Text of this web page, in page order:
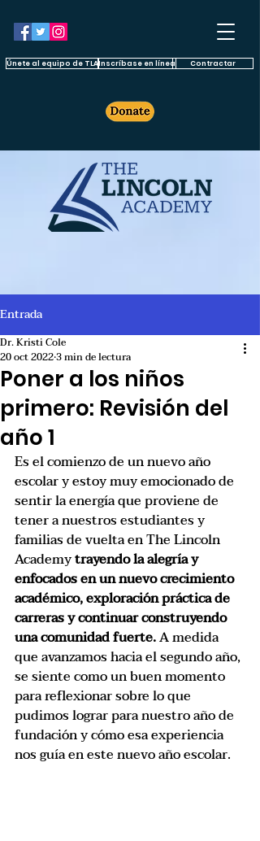
Únete al equipo de TLAInscríbase en línea Contractar
Entrada
Poner a los niños
primero: Revisión del
año 1
Dr. Kristi Cole
20 oct 20223 min de lectura
Es el comienzo de un nuevo año
escolar y estoy muy emocionado de
sentir la energía que proviene de
tener a nuestros estudiantes y
familias de vuelta en The Lincoln
Academy trayendo la alegría y
enfocados en un nuevo crecimiento
académico, exploración práctica de
carreras y continuar construyendo
una comunidad fuerte. A medida
que avanzamos hacia el segundo año,
se siente como un buen momento
para reflexionar sobre lo que
pudimos lograr para nuestro año de
fundación y cómo esa experiencia
nos guía en este nuevo año escolar.